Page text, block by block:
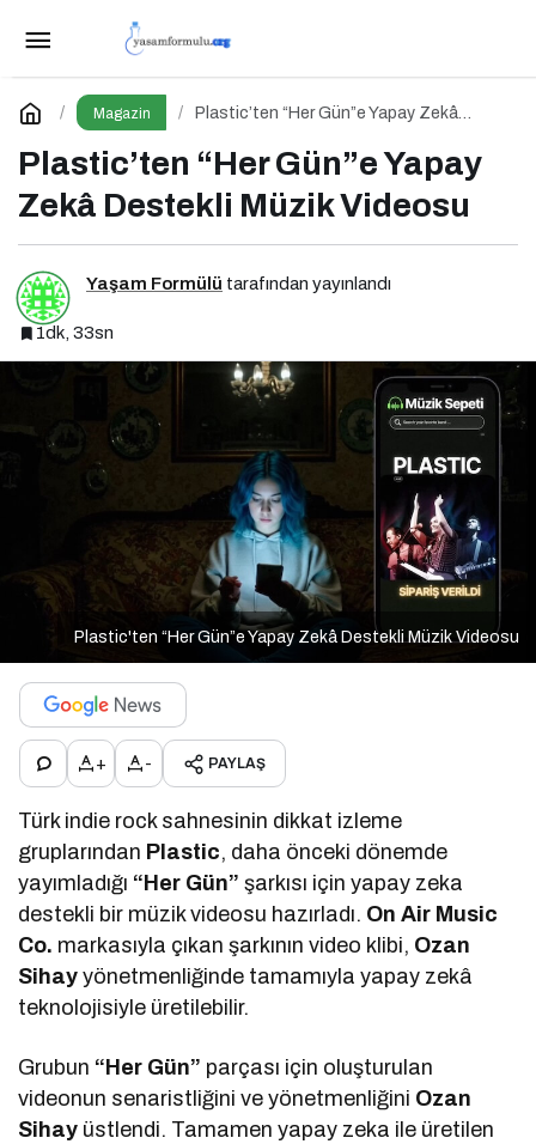
Magazin
Plastic’ten “Her Gün”e Yapay Zekâ
Plastic’ten “Her Gün”e Yapay
Zekâ Destekli Müzik Videosu
Yaşam Formülü tarafından yayınlandı
1dk, 33sn
Plastic'ten “Her Gün”e Yapay Zekâ Destekli Müzik Videosu
+ - PAYLAŞ
Türk indie rock sahnesinin dikkat izleme
gruplarından Plastic, daha önceki dönemde
yayımladığı “Her Gün” şarkısı için yapay zeka
destekli bir müzik videosu hazırladı. On Air Music
Co. markasıyla çıkan şarkının video klibi, Ozan
Sihay yönetmenliğinde tamamıyla yapay zekâ
teknolojisiyle üretilebilir.
Grubun “Her Gün” parçası için oluşturulan
videonun senaristliğini ve yönetmenliğini Ozan
Sihay üstlendi. Tamamen yapay zeka ile üretilen
Plastic’ten “Her Gün”e Yapay Zekâ Destekli
Müzik Videosu
Yorum Yap